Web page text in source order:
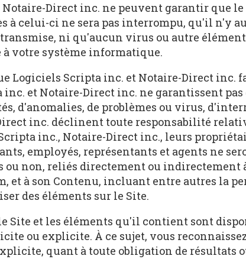
Direct inc. ne peuvent garantir que
à celui-ci ne sera pas interrompu, qu'il n'y
ni qu'aucun virus ou autre
à votre système informatique.
Logiciels Scripta inc. et Notaire-Direct inc.
et Notaire-Direct inc. ne garantissent
d'anomalies, de problèmes ou virus,
inc. déclinent toute responsabilité
inc., Notaire-Direct inc., leurs
employés, représentants et agents ne
non, reliés directement ou
et à son Contenu, incluant entre autres la
des éléments sur le Site.
Site et les éléments qu'il contient sont
ou explicite. À ce sujet, vous
quant à toute obligation de